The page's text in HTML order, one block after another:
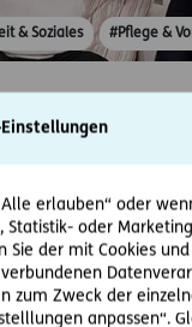
erlauben“ oder
Statistik- oder
Sie der mit Cookies
zum Zweck der
anpassen“.
& Soziales #Pflege &
abgelehnt! Was
der 80-jährige
Bei der…